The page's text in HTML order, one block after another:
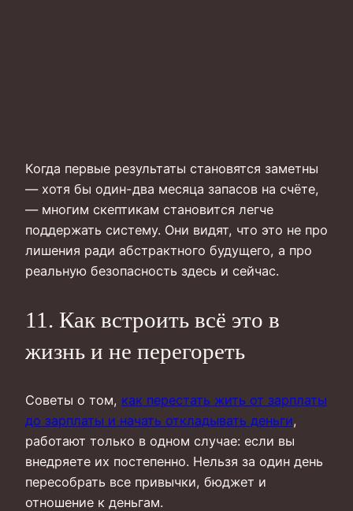
Когда первые результаты становятся заметны
— хотя бы один-два месяца запасов на счёте,
— многим скептикам становится легче
поддержать систему. Они видят, что это не про
лишения ради абстрактного будущего, а про
реальную безопасность здесь и сейчас.
11. Как встроить всё это в
жизнь и не перегореть
Советы о том, как перестать жить от зарплаты
до зарплаты и начать откладывать деньги,
работают только в одном случае: если вы
внедряете их постепенно. Нельзя за один день
пересобрать все привычки, бюджет и
отношение к деньгам.